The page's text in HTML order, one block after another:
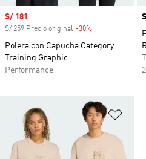
Precio de venta
S/ 181
S/ 259 Precio original -30%
Polera con Capucha Category
Training Graphic
Performance